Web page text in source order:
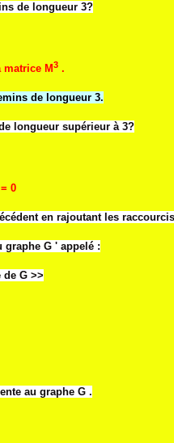
de longueur 3?
M3 .
de longueur 3.
longueur supérieur à 3?
= 0
en rajoutant les
graphe G ' appelé :
G >>
au graphe G .